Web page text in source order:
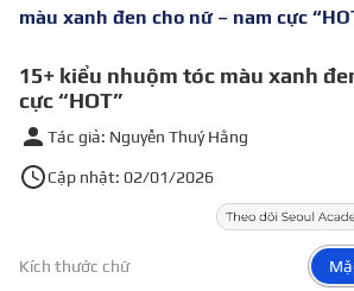
màu xanh đen cho nữ – nam cực
15+ kiểu nhuộm tóc màu xanh
cực “HOT”
Tác giả: Nguyễn Thuý Hằng
Cập nhật: 02/01/2026
Kích thước chữ